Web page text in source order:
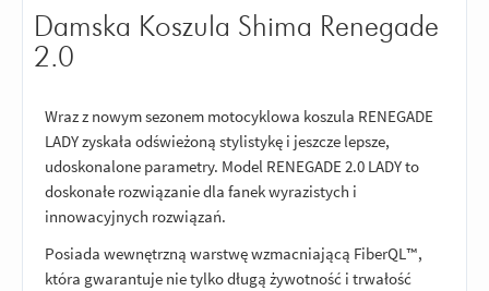
Damska Koszula Shima Renegade
2.0
Wraz z nowym sezonem motocyklowa koszula RENEGADE
LADY zyskała odświeżoną stylistykę i jeszcze lepsze,
udoskonalone parametry. Model RENEGADE 2.0 LADY to
doskonałe rozwiązanie dla fanek wyrazistych i
innowacyjnych rozwiązań.
Posiada wewnętrzną warstwę wzmacniającą FiberQL™,
która gwarantuje nie tylko długą żywotność i trwałość